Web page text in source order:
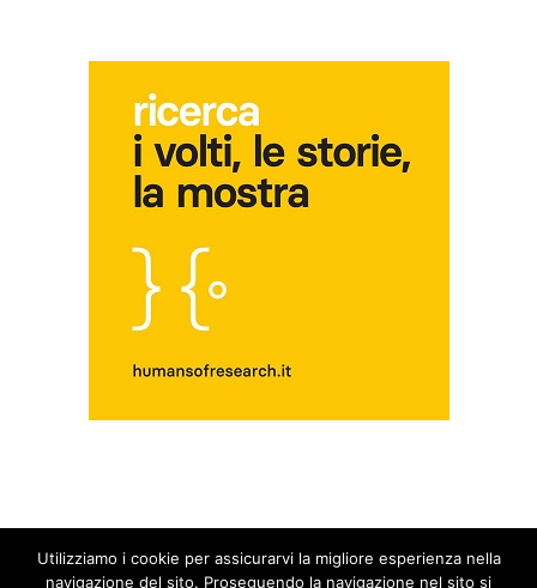
© Copyright 2014 - 2026 - Blog Fuori dal Giro | All Rights Reserved |Privacy &
Utilizziamo i cookie per assicurarvi la migliore esperienza nella
navigazione del sito. Proseguendo la navigazione nel sito si